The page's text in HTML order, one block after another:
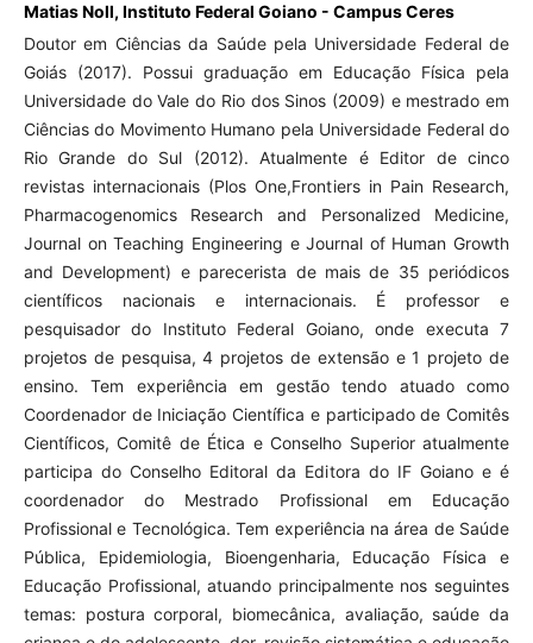
Matias Noll, Instituto Federal Goiano - Campus Ceres
Doutor em Ciências da Saúde pela Universidade Federal de
Goiás (2017). Possui graduação em Educação Física pela
Universidade do Vale do Rio dos Sinos (2009) e mestrado em
Ciências do Movimento Humano pela Universidade Federal do
Rio Grande do Sul (2012). Atualmente é Editor de cinco
revistas internacionais (Plos One,Frontiers in Pain Research,
Pharmacogenomics Research and Personalized Medicine,
Journal on Teaching Engineering e Journal of Human Growth
and Development) e parecerista de mais de 35 periódicos
científicos nacionais e internacionais. É professor e
pesquisador do Instituto Federal Goiano, onde executa 7
projetos de pesquisa, 4 projetos de extensão e 1 projeto de
ensino. Tem experiência em gestão tendo atuado como
Coordenador de Iniciação Científica e participado de Comitês
Científicos, Comitê de Ética e Conselho Superior atualmente
participa do Conselho Editoral da Editora do IF Goiano e é
coordenador do Mestrado Profissional em Educação
Profissional e Tecnológica. Tem experiência na área de Saúde
Pública, Epidemiologia, Bioengenharia, Educação Física e
Educação Profissional, atuando principalmente nos seguintes
temas: postura corporal, biomecânica, avaliação, saúde da